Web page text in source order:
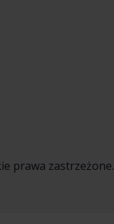
prawa zastrzeżone.